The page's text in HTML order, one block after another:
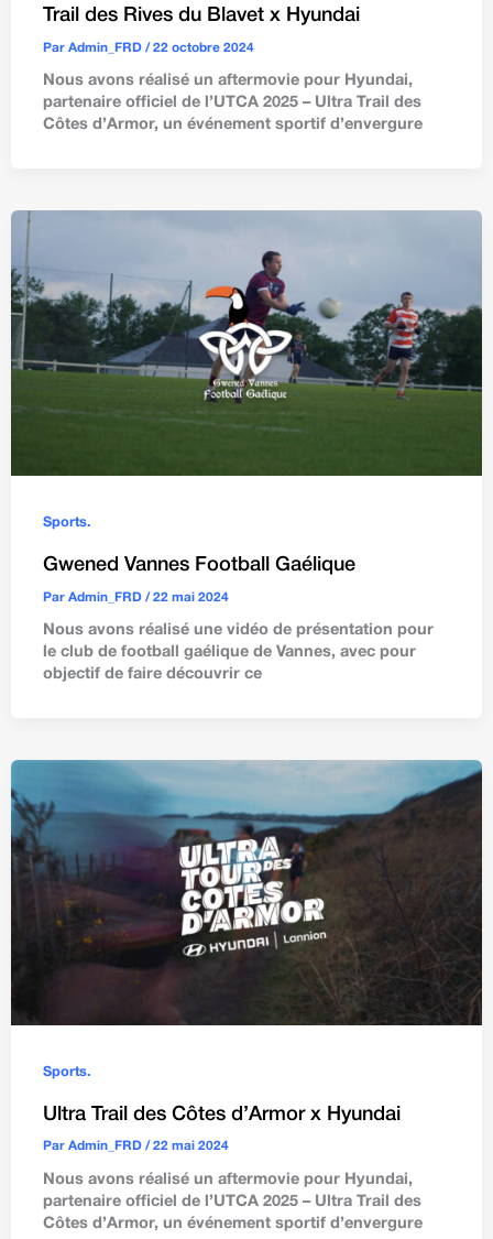
Trail des Rives du Blavet x Hyundai
ParAdmin_FRD/22 octobre 2024
Nous avons réalisé un aftermovie pour Hyundai,
partenaire officiel de l’UTCA 2025 – Ultra Trail des
Côtes d’Armor, un événement sportif d’envergure
Sports.
Gwened Vannes Football Gaélique
ParAdmin_FRD/22 mai 2024
Nous avons réalisé une vidéo de présentation pour
le club de football gaélique de Vannes, avec pour
objectif de faire découvrir ce
Sports.
Ultra Trail des Côtes d’Armor x Hyundai
ParAdmin_FRD/22 mai 2024
Nous avons réalisé un aftermovie pour Hyundai,
partenaire officiel de l’UTCA 2025 – Ultra Trail des
Côtes d’Armor, un événement sportif d’envergure